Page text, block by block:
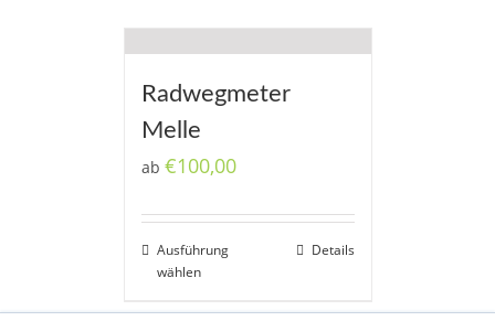
Radwegmeter
Melle
ab €100,00
Ausführung
wählen
Details